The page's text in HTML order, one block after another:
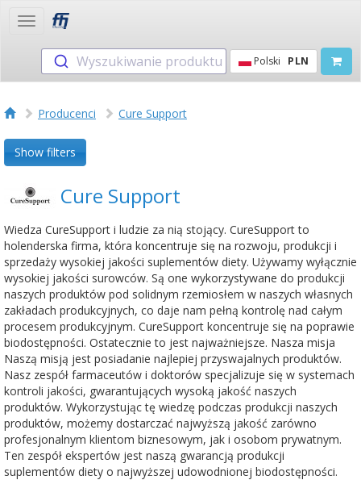
Toggle
Wyszukiwanie produktu Polski PLN
Producenci Cure Support
Show filters
Cure Support
Wiedza CureSupport i ludzie za nią stojący. CureSupport to
holenderska firma, która koncentruje się na rozwoju, produkcji i
sprzedaży wysokiej jakości suplementów diety. Używamy wyłącznie
wysokiej jakości surowców. Są one wykorzystywane do produkcji
naszych produktów pod solidnym rzemiosłem w naszych własnych
zakładach produkcyjnych, co daje nam pełną kontrolę nad całym
procesem produkcyjnym. CureSupport koncentruje się na poprawie
biodostępności. Ostatecznie to jest najważniejsze. Nasza misja
Naszą misją jest posiadanie najlepiej przyswajalnych produktów.
Nasz zespół farmaceutów i doktorów specjalizuje się w systemach
kontroli jakości, gwarantujących wysoką jakość naszych
produktów. Wykorzystując tę wiedzę podczas produkcji naszych
produktów, możemy dostarczać najwyższą jakość zarówno
profesjonalnym klientom biznesowym, jak i osobom prywatnym.
Ten zespół ekspertów jest naszą gwarancją produkcji
suplementów diety o najwyższej udowodnionej biodostępności.